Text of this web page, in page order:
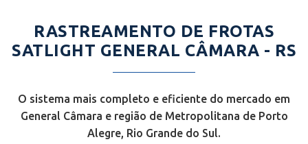
RASTREAMENTO DE FROTAS
SATLIGHT GENERAL CÂMARA - RS
O sistema mais completo e eficiente do mercado em
General Câmara e região de Metropolitana de Porto
Alegre, Rio Grande do Sul.